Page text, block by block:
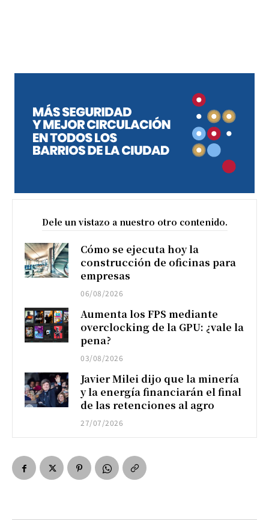
Dele un vistazo a nuestro otro contenido.
Cómo se ejecuta hoy la
construcción de oficinas para
empresas
06/08/2026
Aumenta los FPS mediante
overclocking de la GPU: ¿vale la
pena?
03/08/2026
Javier Milei dijo que la minería
y la energía financiarán el final
de las retenciones al agro
27/07/2026